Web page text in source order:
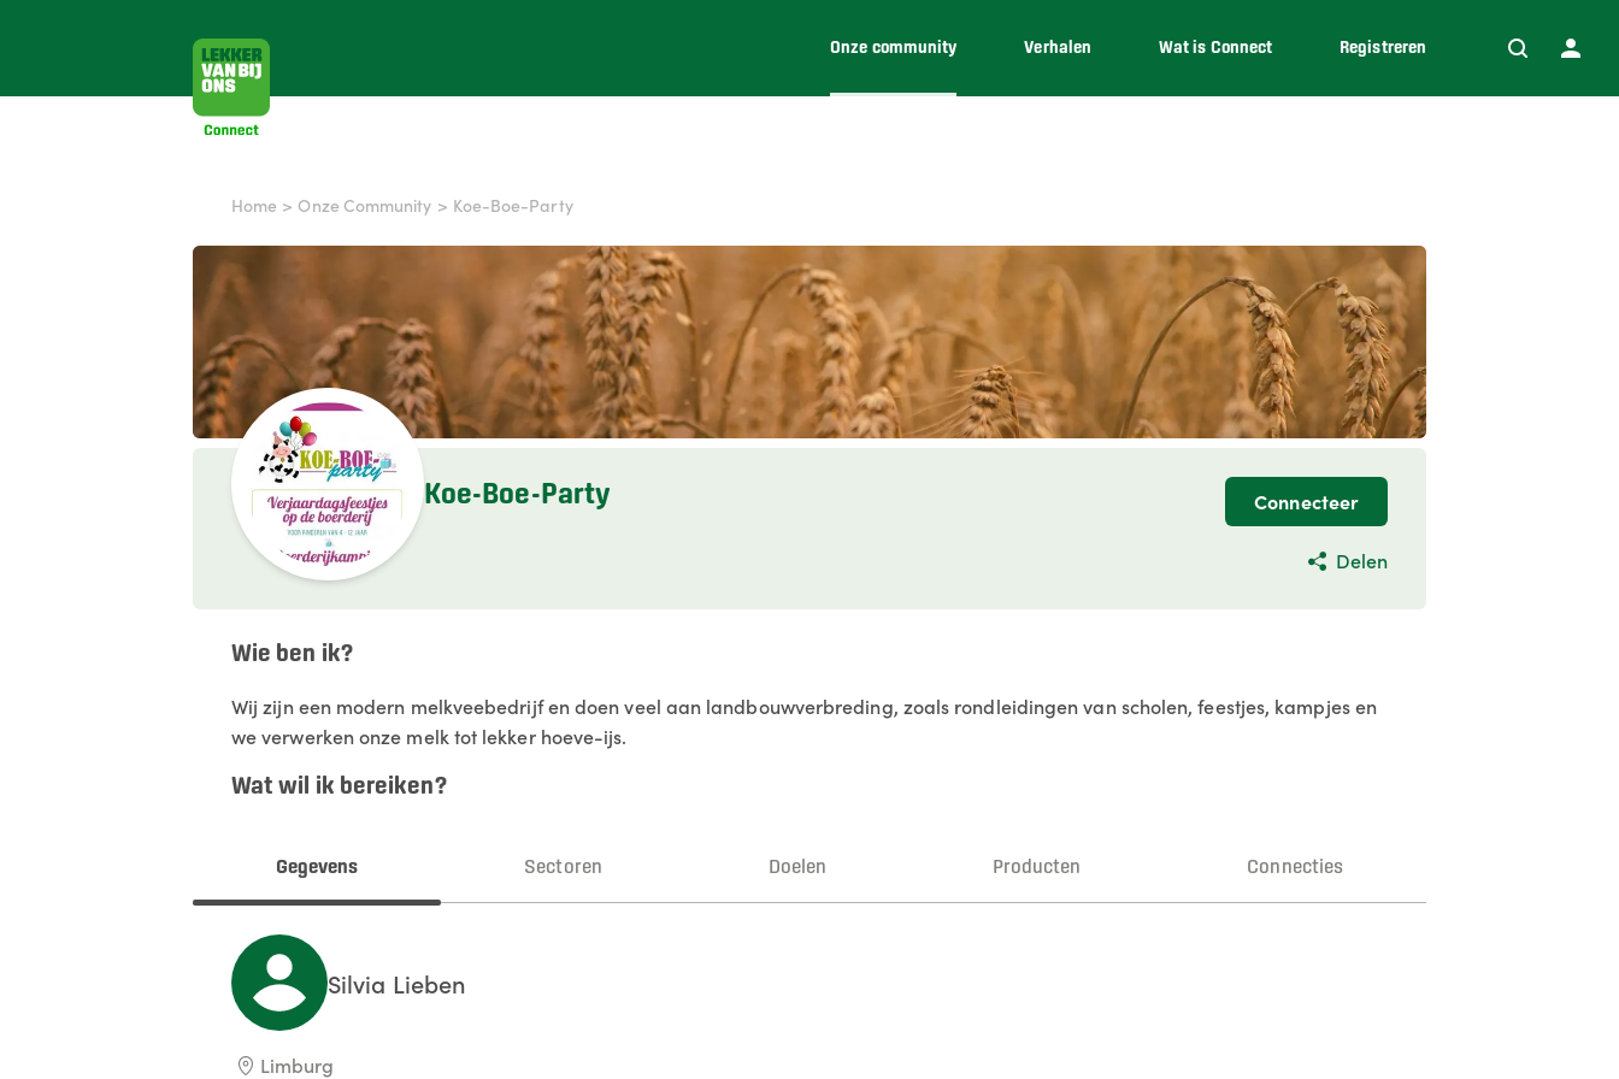
Onze community Verhalen Wat is Connect Registreren
Home > Onze Community > Koe-Boe-Party
Koe-Boe-Party Connecteer
Delen
Wie ben ik?
Wij zijn een modern melkveebedrijf en doen veel aan landbouwverbreding, zoals rondleidingen van scholen, feestjes, kampjes en
we verwerken onze melk tot lekker hoeve-ijs.
Wat wil ik bereiken?
Gegevens Sectoren Doelen Producten Connecties
Silvia Lieben
Limburg